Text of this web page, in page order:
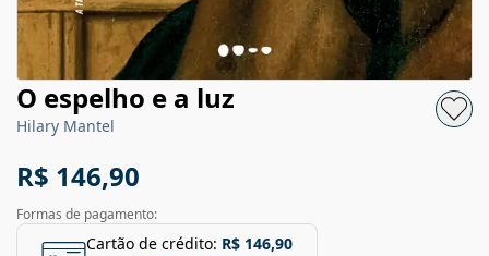
O espelho e a luz
Hilary Mantel
R$ 146,90
Formas de pagamento:
Cartão de crédito: R$ 146,90